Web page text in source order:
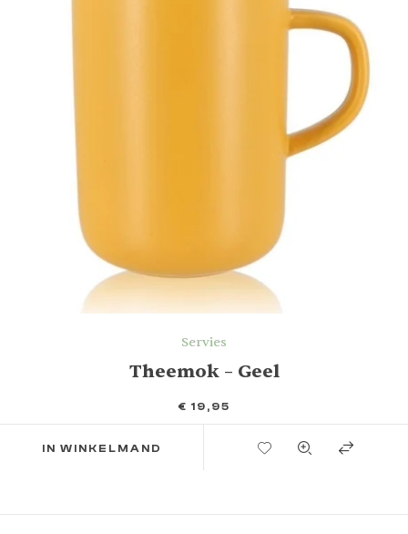
Servies
Theemok – Geel
€ 19,95
IN WINKELMAND